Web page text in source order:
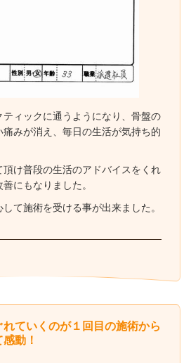
ィックに通うようになり、骨盤の
みが消え、毎日の生活が気持ち的
け普段の生活のアドバイスをくれ
にもなりました。
て施術を受ける事が出来ました。
れていくのが１回目の施術から
動！